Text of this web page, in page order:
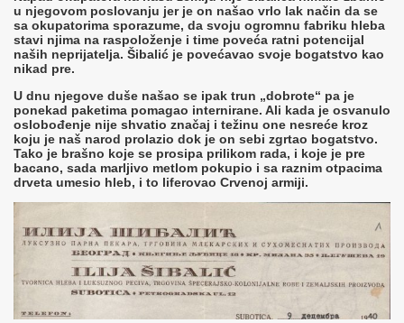
u njegovom poslovanju jer je on našao vrlo lak način da se
sa okupatorima sporazume, da svoju ogromnu fabriku hleba
stavi njima na raspoloženje i time poveća ratni potencijal
naših neprijatelja. Šibalić je povećavao svoje bogatstvo kao
nikad pre.
U dnu njegove duše našao se ipak trun „dobrote“ pa je
ponekad paketima pomagao internirane. Ali kada je osvanulo
oslobođenje nije shvatio značaj i težinu one nesreće kroz
koju je naš narod prolazio dok je on sebi zgrtao bogatstvo.
Tako je brašno koje se prosipa prilikom rada, i koje je pre
bacano, sada marljivo metlom pokupio i sa raznim otpacima
drveta umesio hleb, i to liferovao Crvenoj armiji.